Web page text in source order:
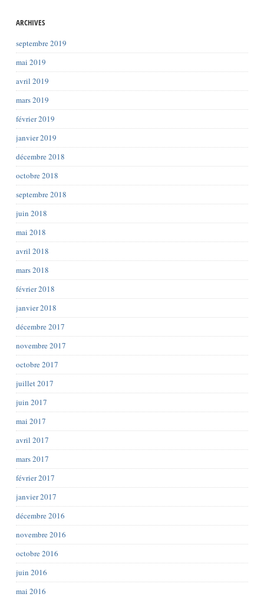
ARCHIVES
septembre 2019
mai 2019
avril 2019
mars 2019
février 2019
janvier 2019
décembre 2018
octobre 2018
septembre 2018
juin 2018
mai 2018
avril 2018
mars 2018
février 2018
janvier 2018
décembre 2017
novembre 2017
octobre 2017
juillet 2017
juin 2017
mai 2017
avril 2017
mars 2017
février 2017
janvier 2017
décembre 2016
novembre 2016
octobre 2016
juin 2016
mai 2016